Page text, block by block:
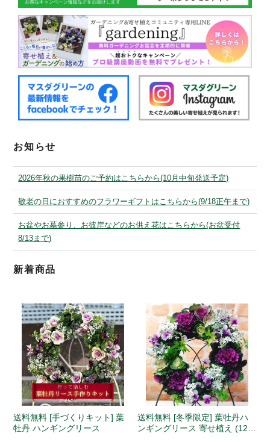
お知らせ
2026年秋の果樹苗のご予約はこちらから(10月中旬発送予定)
敬老の日におすすめのフラワーギフトはこちらから(9/18正午まで)
お盆やお墓参り、お彼岸などのお供え花はこちらから(お盆受付
8/13まで)
新着商品
送料無料 [手づくりキット] 葉
牡丹 ハンギングリース
送料無料 [冬季限定] 葉牡丹ハ
ンギングリース 寄せ植え (12月